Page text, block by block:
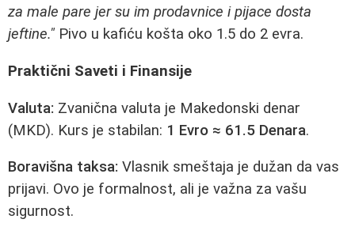
za male pare jer su im prodavnice i pijace dosta
jeftine." Pivo u kafiću košta oko 1.5 do 2 evra.
Praktični Saveti i Finansije
Valuta: Zvanična valuta je Makedonski denar
(MKD). Kurs je stabilan: 1 Evro ≈ 61.5 Denara.
Boravišna taksa: Vlasnik smeštaja je dužan da vas
prijavi. Ovo je formalnost, ali je važna za vašu
sigurnost.